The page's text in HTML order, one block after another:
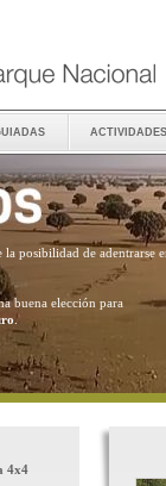
actividades
la posibilidad de adentrarse
buena elección para
.
4x4